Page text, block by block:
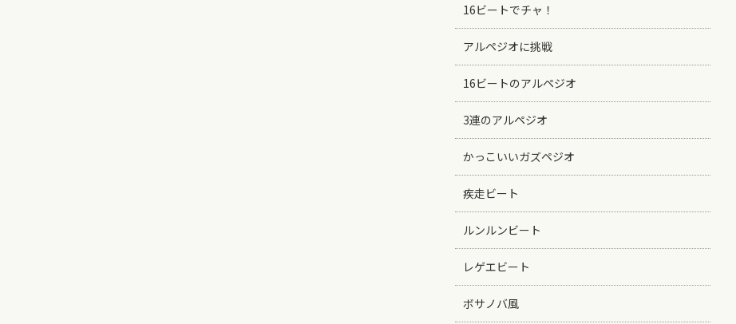
16ビートでチャ！
アルペジオに挑戦
16ビートのアルペジオ
3連のアルペジオ
かっこいいガズペジオ
疾走ビート
ルンルンビート
レゲエビート
ボサノバ風